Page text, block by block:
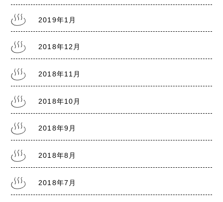
2019年1月
2018年12月
2018年11月
2018年10月
2018年9月
2018年8月
2018年7月